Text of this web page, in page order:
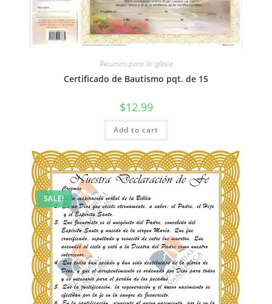
Recursos para la iglesia
Certificado de Bautismo pqt. de 15
$12.99
Add to cart
SALE!